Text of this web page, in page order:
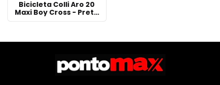
Bicicleta Colli Aro 20
Maxi Boy Cross - Preto
Fosco